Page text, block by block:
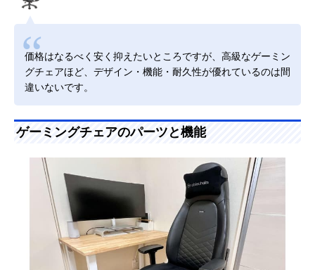
価格はなるべく安く抑えたいところですが、高級なゲーミン
グチェアほど、デザイン・機能・耐久性が優れているのは間
違いないです。
ゲーミングチェアのパーツと機能